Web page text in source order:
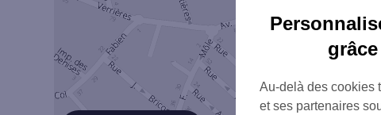
Au-delà des cookies
et ses partenaires